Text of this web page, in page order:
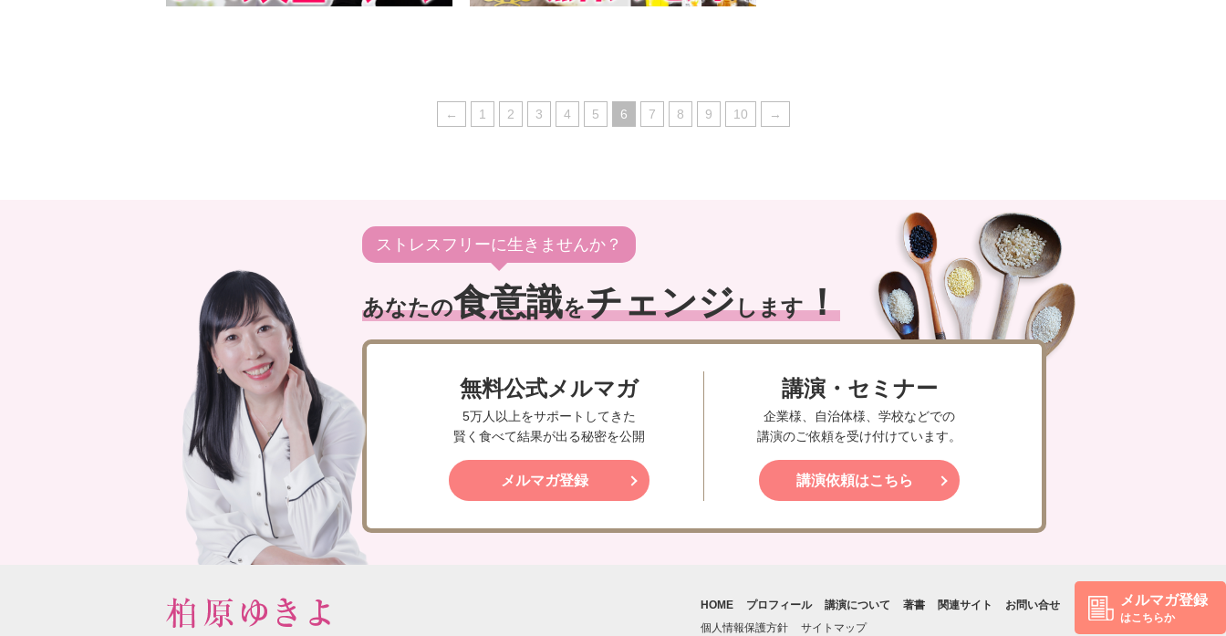
← 1 2 3 4 5 6 7 8 9 10 →
ストレスフリーに生きませんか？
あなたの食意識をチェンジします！
無料公式メルマガ
5万人以上をサポートしてきた
賢く食べて結果が出る秘密を公開
メルマガ登録
講演・セミナー
企業様、自治体様、学校などでの
講演のご依頼を受け付けています。
講演依頼はこちら
メルマガ登録
はこちらか
HOME プロフィール 講演について 著書 関連サイト
お問い合せ
個人情報保護方針
サイトマップ